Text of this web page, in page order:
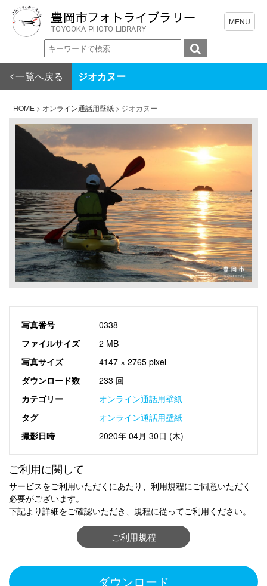
一覧へ戻る ジオカヌー
HOME > オンライン通話用壁紙 > ジオカヌー
写真番号
0338
ファイルサイズ
2 MB
写真サイズ
4147 × 2765 pixel
ダウンロード数
233 回
カテゴリー
オンライン通話用壁紙
タグ
オンライン通話用壁紙
撮影日時
2020年 04月 30日 (木)
ご利用に関して
サービスをご利用いただくにあたり、利用規程にご同意いただく
必要がございます。
下記より詳細をご確認いただき、規程に従ってご利用ください。
ご利用規程
ダウンロード